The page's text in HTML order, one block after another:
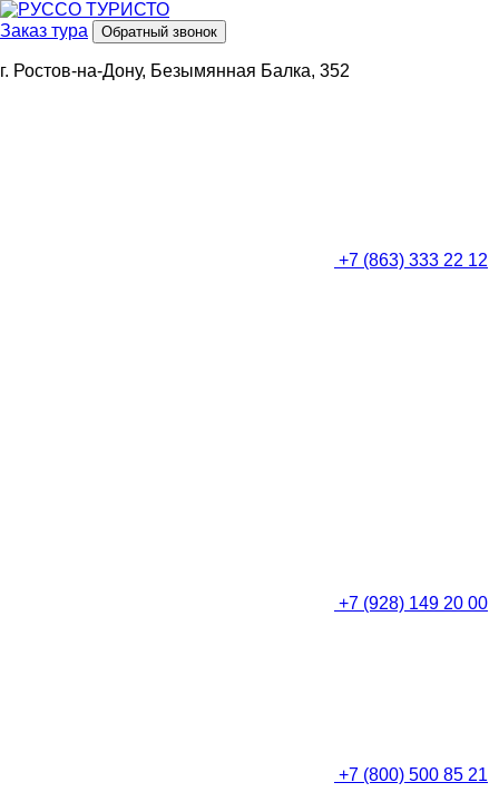
Заказ тура Обратный звонок
г. Ростов-на-Дону, Безымянная Балка, 352
+7 (863) 333 22 12
+7 (928) 149 20 00
+7 (800) 500 85 21